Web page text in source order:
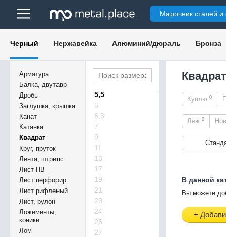
Марочник сталей и
Черный Нержавейка Алюминий/дюраль Бронза
Арматура
Балка, двутавр
Дробь
Заглушка, крышка
Канат
Катанка
Квадрат
Круг, пруток
Лента, штрипс
Лист ПВ
Лист перфорир.
Лист рифленый
Лист, рулон
Ложементы,
коники
Лом
250х250
265х265
300
360х360
3,5
4,5
5
5,5
6
6,3
7
9
11
13
17
19
21
23
24
26
27
Куплю 0
Леж 0
В данной
Вы можете
+